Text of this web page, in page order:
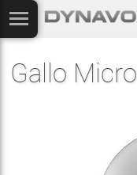
Gallo Micro